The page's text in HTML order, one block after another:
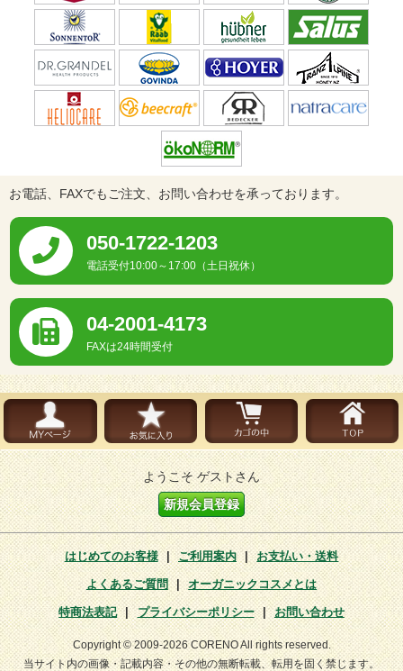
お電話、FAXでもご注文、お問い合わせを承っております。
050-1722-1203
電話受付10:00～17:00（土日祝休）
04-2001-4173
FAXは24時間受付
ようこそ ゲストさん
新規会員登録
はじめてのお客様 | ご利用案内 | お支払い・送料
よくあるご質問 | オーガニックコスメとは
特商法表記 | プライバシーポリシー | お問い合わせ
Copyright © 2009-2026 CORENO All rights reserved.
当サイト内の画像・記載内容・その他の無断転載、転用を固く禁じます。